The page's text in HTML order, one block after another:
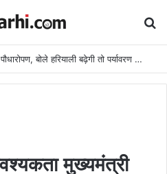
उप मुख्यमंत्री अरुण साव ने किया पौधारोपण, बोले हरियाली बढ़ेगी तो पर्यावरण भी स्वस्थ और सुंदर बनेगा
मुख्यमंत्री